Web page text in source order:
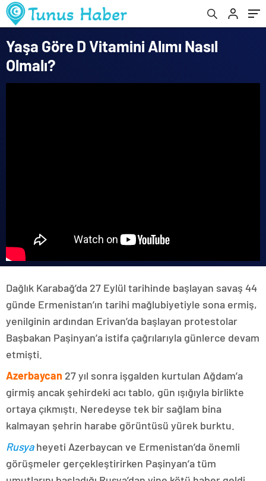
Yaşa Göre D Vitamini Alımı Nasıl
Olmalı?
Dağlık Karabağ’da 27 Eylül tarihinde başlayan savaş 44
günde Ermenistan’ın tarihi mağlubiyetiyle sona ermiş,
yenilginin ardından Erivan’da başlayan protestolar
Başbakan Paşinyan’a istifa çağrılarıyla günlerce devam
etmişti.
Azerbaycan 27 yıl sonra işgalden kurtulan Ağdam’a
girmiş ancak şehirdeki acı tablo, gün ışığıyla birlikte
ortaya çıkmıştı. Neredeyse tek bir sağlam bina
kalmayan şehrin harabe görüntüsü yürek burktu.
Rusyaheyeti Azerbaycan ve Ermenistan’da önemli
görüşmeler gerçekleştirirken Paşinyan’a tüm